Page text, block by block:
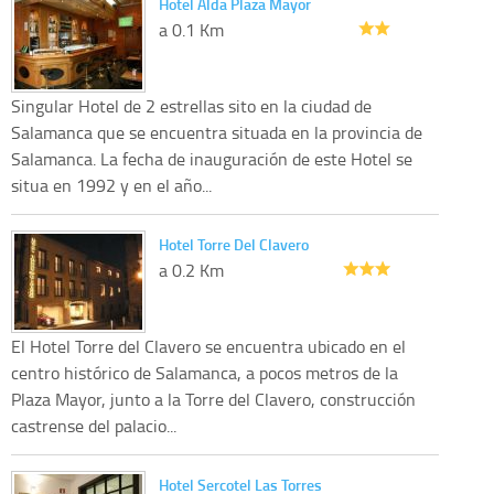
a 0.1 Km
Singular Hotel de 2 estrellas sito en la ciudad de
Salamanca que se encuentra situada en la provincia de
Salamanca. La fecha de inauguración de este Hotel se
situa en 1992 y en el año...
Hotel Torre Del Clavero
a 0.2 Km
El Hotel Torre del Clavero se encuentra ubicado en el
centro histórico de Salamanca, a pocos metros de la
Plaza Mayor, junto a la Torre del Clavero, construcción
castrense del palacio...
Hotel Sercotel Las Torres